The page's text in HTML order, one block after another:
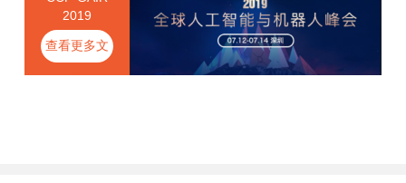
2019
查看更多文
章